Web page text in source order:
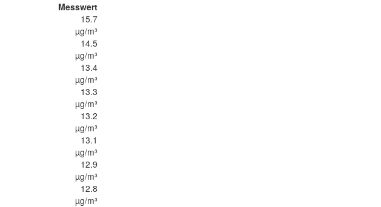
Messwert
15.7
µg/m³
14.5
µg/m³
13.4
µg/m³
13.3
µg/m³
13.2
µg/m³
13.1
µg/m³
12.9
µg/m³
12.8
µg/m³